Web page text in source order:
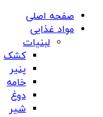
صفحه اصلی
مواد غذایی
لبنیات
کشک
پنیر
خامه
دوغ
شیر